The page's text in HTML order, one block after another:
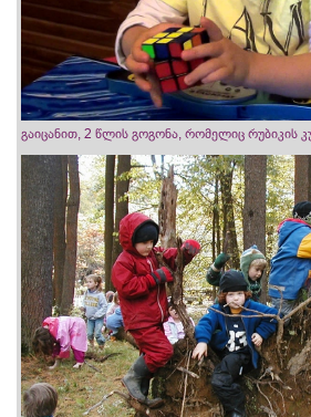
გაიცანით, 2 წლის გოგონა, რომელიც რუბიკის